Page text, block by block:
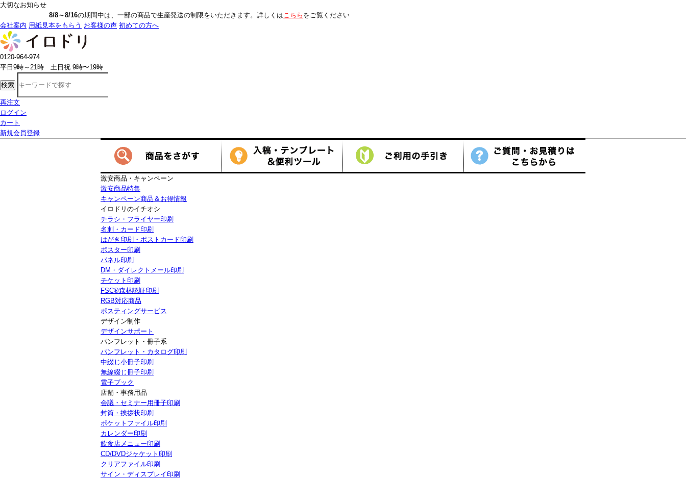
大切なお知らせ
の期間中は、一部の商品で生産発送の制限をいただきます。詳しくはこちら をご覧ください
会社案内 用紙見本をもらう お客様の声 初めての方へ
0120-964-974
平日9時～21時 土日祝 9時〜19時
検索
再注文
ログイン
カート
新規会員登録
激安商品・キャンペーン
激安商品特集
キャンペーン商品＆お得情報
イロドリのイチオシ
チラシ・フライヤー印刷
名刺・カード印刷
はがき印刷・ポストカード印刷
ポスター印刷
パネル印刷
DM・ダイレクトメール印刷
チケット印刷
FSC®森林認証印刷
RGB対応商品
ポスティングサービス
デザイン制作
デザインサポート
パンフレット・冊子系
パンフレット・カタログ印刷
中綴じ小冊子印刷
無線綴じ冊子印刷
電子ブック
店舗・事務用品
会議・セミナー用冊子印刷
封筒・挨拶状印刷
ポケットファイル印刷
カレンダー印刷
飲食店メニュー印刷
CD/DVDジャケット印刷
クリアファイル印刷
サイン・ディスプレイ印刷